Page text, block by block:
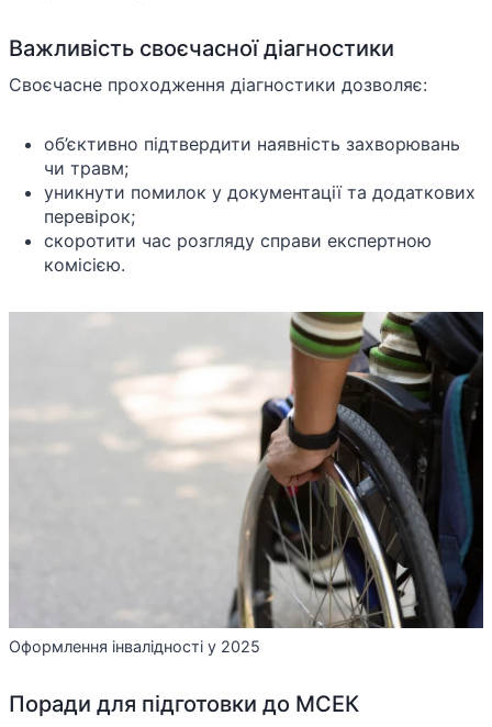
Важливість своєчасної діагностики
Своєчасне проходження діагностики дозволяє:
об’єктивно підтвердити наявність захворювань
чи травм;
уникнути помилок у документації та додаткових
перевірок;
скоротити час розгляду справи експертною
комісією.
Оформлення інвалідності у 2025
Поради для підготовки до МСЕК